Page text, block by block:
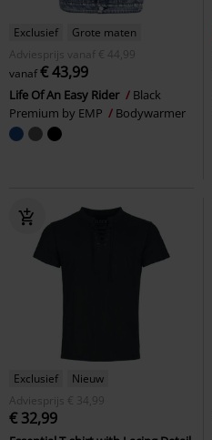
Exclusief
Grote maten
Adviesprijs
vanaf € 44,99
vanaf€ 43,99
Life Of An Easy Rider
Black
Premium by EMP
Bodywarmer
Exclusief
Nieuw
Adviesprijs
€ 34,99
€ 32,99